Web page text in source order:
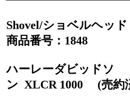
Shovel/ショベルヘッド
商品番号：1848
ハーレーダビッドソ
ン XLCR 1000 (売約